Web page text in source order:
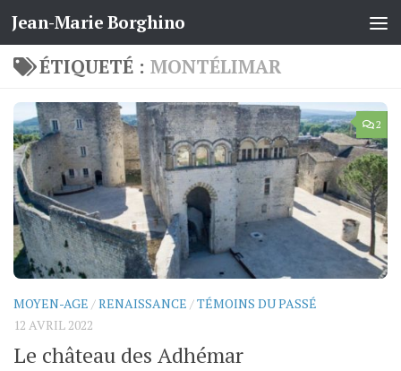
Skip to content
Jean-Marie Borghino
ÉTIQUETÉ : MONTÉLIMAR
2
MOYEN-AGE /RENAISSANCE /TÉMOINS DU PASSÉ
12 AVRIL 2022
Le château des Adhémar